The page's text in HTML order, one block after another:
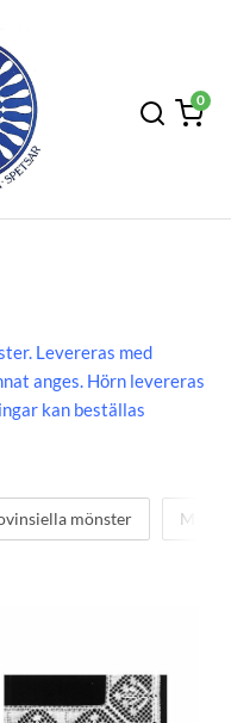
0
Levereras med
anges. Hörn levereras
kan beställas
mönster Motiv